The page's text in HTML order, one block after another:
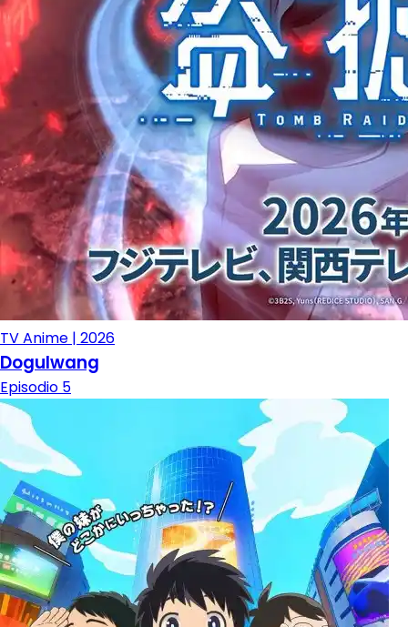
TV Anime | 2026
Dogulwang
Episodio 5